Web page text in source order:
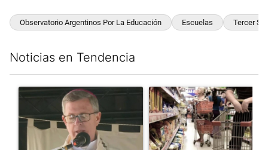
Observatorio Argentinos Por La Educación Escuelas Tercer
Noticias en Tendencia
Un artículo de tendencia con el título "García Cuerva
Un artículo de tendencia con